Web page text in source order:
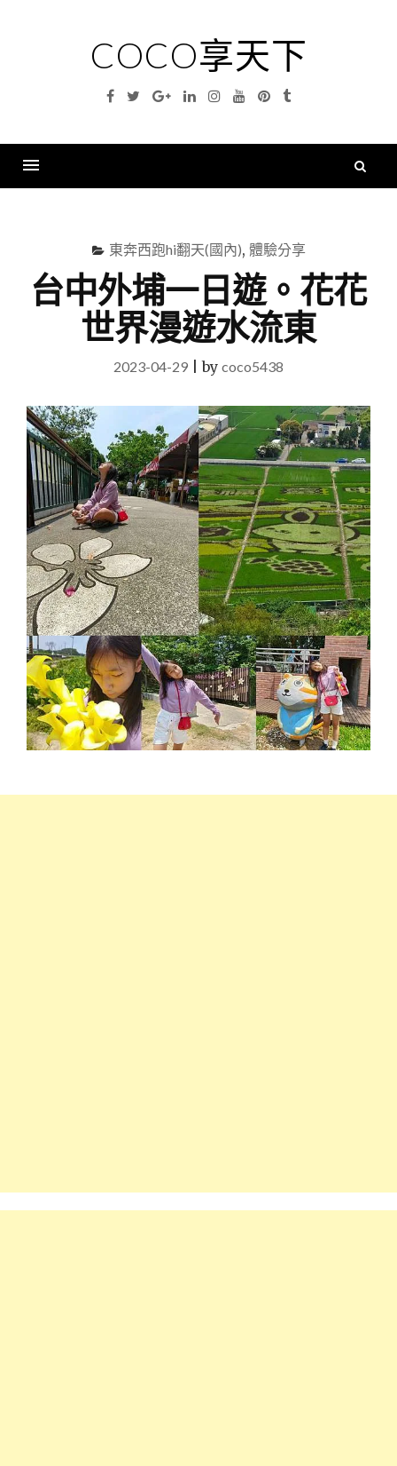
COCO享天下
Facebook
TwitterGoogleLinkedinInstagramYouTubePinterest
Tumblr
東奔西跑hi翻天(國內), 體驗分享
台中外埔一日遊。花花
世界漫遊水流東
2023-04-29 |by coco5438